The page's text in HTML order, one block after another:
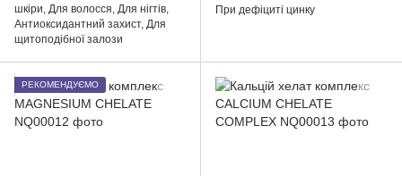
шкіри, Для волосся, Для нігтів,
Антиоксидантний захист, Для
щитоподібної залози
При дефіциті цинку
РЕКОМЕНДУЄМО